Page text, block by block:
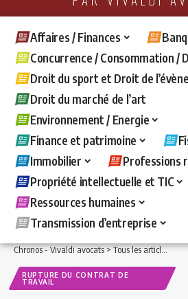
Affaires / Finances
Concurrence / Consommation /
Droit du sport et Droit de
Droit du marché de l’art
Environnement / Energie
Finance et patrimoine
Immobilier
Professions
Propriété intellectuelle et TIC
Ressources humaines
Transmission d’entreprise
Chronos - Vivaldi avocats>Tous les articles >
RUPTURE DU CONTRAT DE
TRAVAIL